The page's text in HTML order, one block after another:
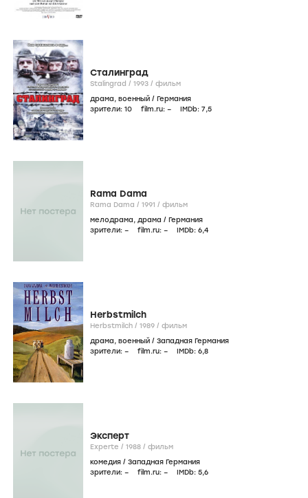
Сталинград
Stalingrad / 1993 / фильм
драма, военный / Германия
зрители: 10 film.ru: – IMDb: 7,5
Rama Dama
Rama Dama / 1991 / фильм
мелодрама, драма / Германия
зрители: – film.ru: – IMDb: 6,4
Herbstmilch
Herbstmilch / 1989 / фильм
драма, военный / Западная Германия
зрители: – film.ru: – IMDb: 6,8
Эксперт
Experte / 1988 / фильм
комедия / Западная Германия
зрители: – film.ru: – IMDb: 5,6